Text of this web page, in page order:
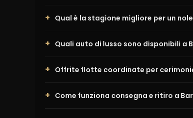
Qual è la stagione migliore per un
Quali auto di lusso sono disponibili a
Offrite flotte coordinate per
Come funziona consegna e ritiro a